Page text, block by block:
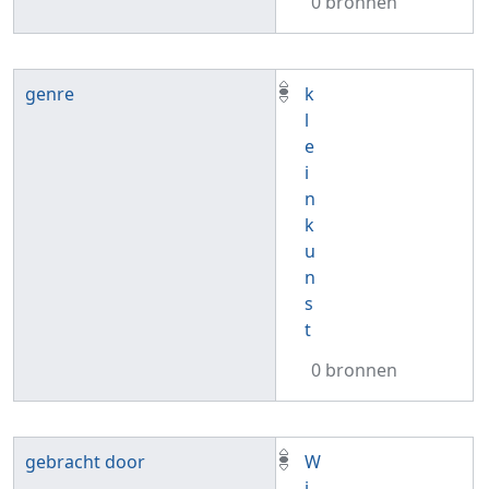
genre
k
l
e
i
n
k
u
n
s
t
0 bronnen
gebracht door
W